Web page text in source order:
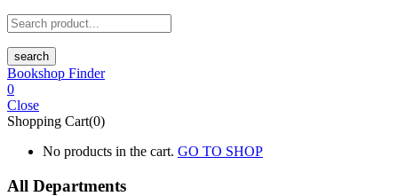
search
Bookshop Finder
0
Close
Shopping Cart(0)
No products in the cart. GO TO SHOP
All Departments